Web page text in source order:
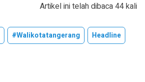
Artikel ini telah dibaca 44 kali
#walikotatangerang Headline